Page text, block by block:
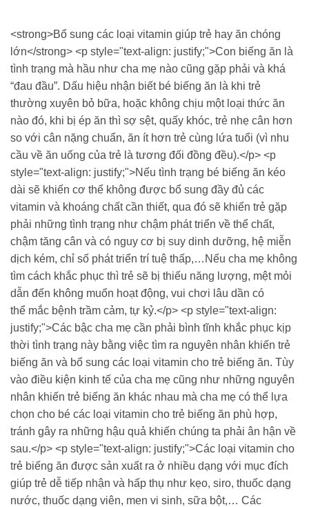
<strong>Bổ sung các loại vitamin giúp trẻ hay ăn chóng
lớn</strong> <p style="text-align: justify;">Con biếng ăn là
tình trạng mà hầu như cha mẹ nào cũng gặp phải và khá
“đau đầu”. Dấu hiệu nhận biết bé biếng ăn là khi trẻ
thường xuyên bỏ bữa, hoặc không chịu một loại thức ăn
nào đó, khi bị ép ăn thì sợ sệt, quấy khóc, trẻ nhẹ cân hơn
so với cân nặng chuẩn, ăn ít hơn trẻ cùng lứa tuổi (vì nhu
cầu về ăn uống của trẻ là tương đối đồng đều).</p> <p
style="text-align: justify;">Nếu tình trạng bé biếng ăn kéo
dài sẽ khiến cơ thể không được bổ sung đầy đủ các
vitamin và khoáng chất cần thiết, qua đó sẽ khiến trẻ gặp
phải những tình trạng như chậm phát triển về thể chất,
chậm tăng cân và có nguy cơ bị suy dinh dưỡng, hệ miễn
dịch kém, chỉ số phát triển trí tuệ thấp,…Nếu cha mẹ không
tìm cách khắc phục thì trẻ sẽ bị thiếu năng lượng, mệt mỏi
dẫn đến không muốn hoạt động, vui chơi lâu dần có
thể mắc bệnh trầm cảm, tự kỷ.</p> <p style="text-align:
justify;">Các bậc cha mẹ cần phải bình tĩnh khắc phục kịp
thời tình trạng này bằng việc tìm ra nguyên nhân khiến trẻ
biếng ăn và bổ sung các loại vitamin cho trẻ biếng ăn. Tùy
vào điều kiện kinh tế của cha mẹ cũng như những nguyên
nhân khiến trẻ biếng ăn khác nhau mà cha mẹ có thể lựa
chọn cho bé các loại vitamin cho trẻ biếng ăn phù hợp,
tránh gây ra những hậu quả khiến chúng ta phải ân hận về
sau.</p> <p style="text-align: justify;">Các loại vitamin cho
trẻ biếng ăn được sản xuất ra ở nhiều dạng với mục đích
giúp trẻ dễ tiếp nhận và hấp thụ như kẹo, siro, thuốc dạng
nước, thuốc dạng viên, men vi sinh, sữa bột,… Các